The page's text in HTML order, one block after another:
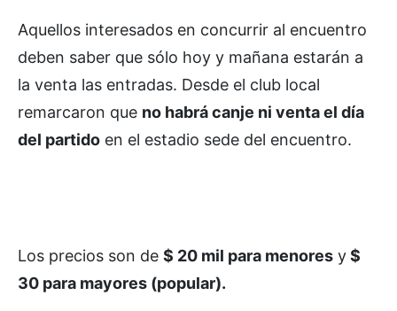
Aquellos interesados en concurrir al encuentro
deben saber que sólo hoy y mañana estarán a
la venta las entradas. Desde el club local
remarcaron que no habrá canje ni venta el día
del partido en el estadio sede del encuentro.
Los precios son de $ 20 mil para menores y$
30 para mayores (popular).